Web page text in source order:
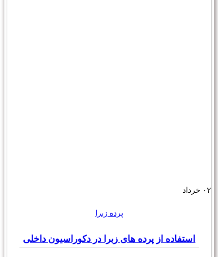
۰۲ خرداد
پرده زبرا
استفاده از پرده های زبرا در دکوراسیون داخلی